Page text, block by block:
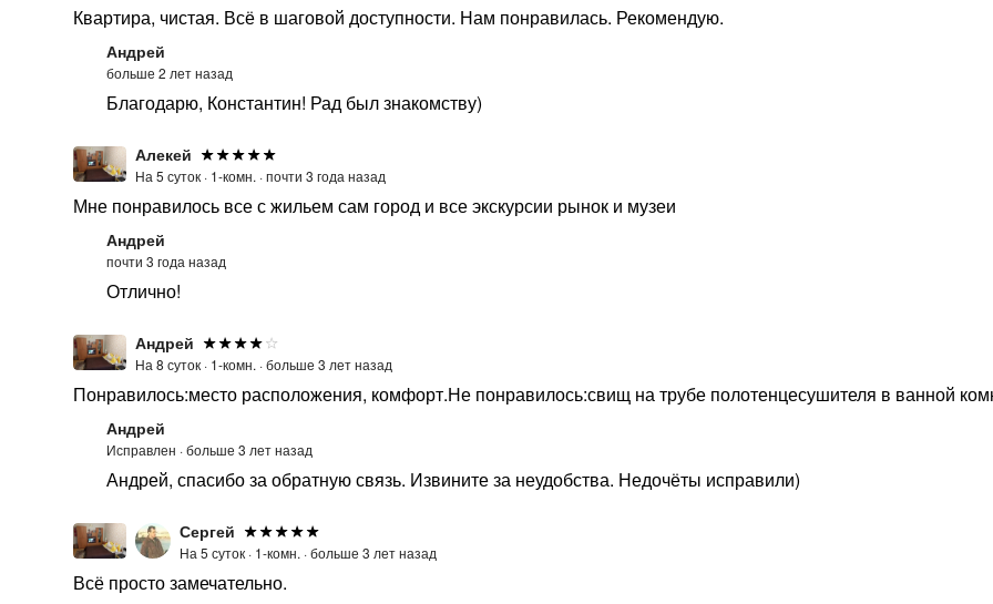
Квартира, чистая. Всё в шаговой доступности. Нам понравилась. Рекомендую.
Андрей
больше 2 лет назад
Благодарю, Константин! Рад был знакомству)
Алекей
На 5 суток · 1-комн. ·почти 3 года назад
Мне понравилось все с жильем сам город и все экскурсии рынок и музеи
Андрей
почти 3 года назад
Отлично!
Андрей
На 8 суток · 1-комн. ·больше 3 лет назад
Понравилось:место расположения, комфорт.Не понравилось:свищ на трубе полотенцесушителя в ванной
Андрей
Исправлен ·больше 3 лет назад
Андрей, спасибо за обратную связь. Извините за неудобства. Недочёты исправили)
Сергей
На 5 суток · 1-комн. ·больше 3 лет назад
Всё просто замечательно.